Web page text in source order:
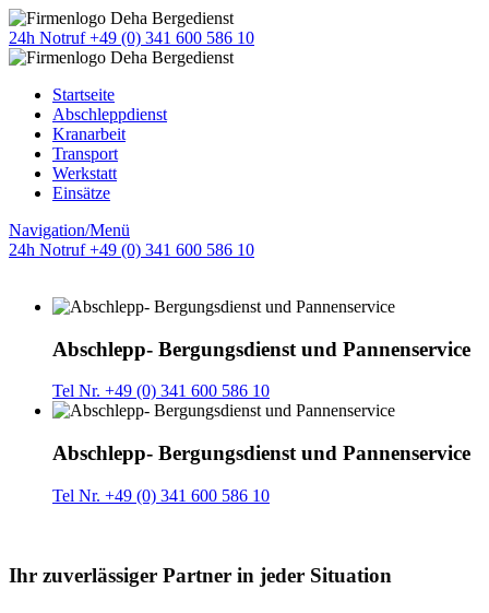
24h Notruf +49 (0) 341 600 586 10
Startseite
Abschleppdienst
Kranarbeit
Transport
Werkstatt
Einsätze
Navigation/Menü
24h Notruf +49 (0) 341 600 586 10
Abschlepp- Bergungsdienst und Pannenservice
Tel Nr. +49 (0) 341 600 586 10
Abschlepp- Bergungsdienst und Pannenservice
Tel Nr. +49 (0) 341 600 586 10
Ihr zuverlässiger Partner in jeder Situation